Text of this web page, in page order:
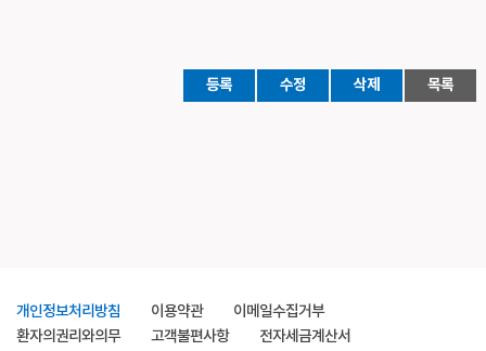
등록 수정 삭제 목록
개인정보처리방침 이용약관
이메일수집거부
환자의권리와의무
고객불편사항
전자세금계산서